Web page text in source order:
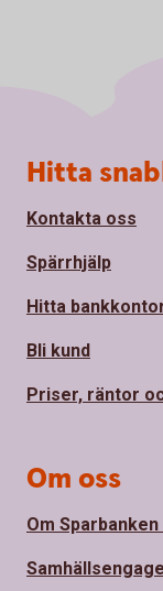
Sidfot
Hitta
Kontakta oss
Spärrhjälp
Hitta
Bli kund
Priser, räntor
Om oss
Om